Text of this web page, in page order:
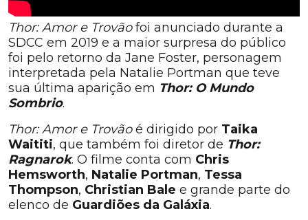
Thor: Amor e Trovãofoi anunciado durante a
SDCC em 2019 e a maior surpresa do público
foi pelo retorno da Jane Foster, personagem
interpretada pela Natalie Portman que teve
sua última aparição em Thor: O Mundo
Sombrio.
Thor: Amor e Trovãoé dirigido por Taika
Waititi, que também foi diretor de Thor:
Ragnarok. O filme conta com Chris
Hemsworth, Natalie Portman, Tessa
Thompson, Christian Bale e grande parte do
elenco de Guardiões da Galáxia.